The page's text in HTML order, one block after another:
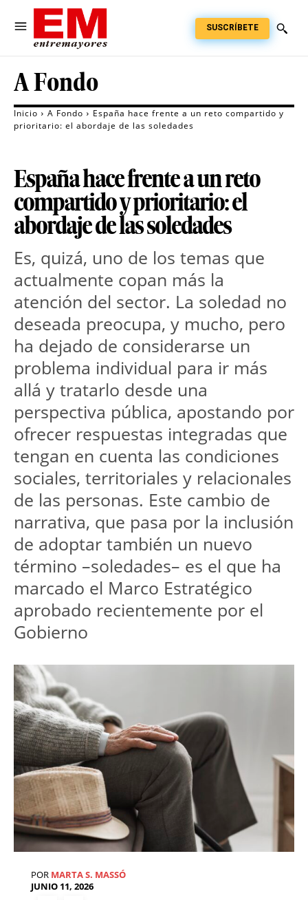
SUSCRÍBETE
A Fondo
Inicio A Fondo
España hace frente a un reto compartido y
prioritario: el abordaje de las soledades
España hace frente a un reto
compartido y prioritario: el
abordaje de las soledades
Es, quizá, uno de los temas que
actualmente copan más la
atención del sector. La soledad no
deseada preocupa, y mucho, pero
ha dejado de considerarse un
problema individual para ir más
allá y tratarlo desde una
perspectiva pública, apostando por
ofrecer respuestas integradas que
tengan en cuenta las condiciones
sociales, territoriales y relacionales
de las personas. Este cambio de
narrativa, que pasa por la inclusión
de adoptar también un nuevo
término –soledades– es el que ha
marcado el Marco Estratégico
aprobado recientemente por el
Gobierno
POR MARTA S. MASSÓ
JUNIO 11, 2026